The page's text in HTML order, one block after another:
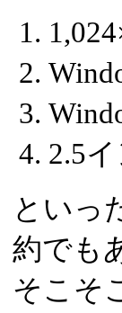
2.5
といっ
約でも
そこそ